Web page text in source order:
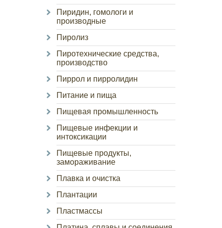
Пиридин, гомологи и
производные
Пиролиз
Пиротехнические средства,
производство
Пиррол и пирролидин
Питание и пища
Пищевая промышленность
Пищевые инфекции и
интоксикации
Пищевые продукты,
замораживание
Плавка и очистка
Плантации
Пластмассы